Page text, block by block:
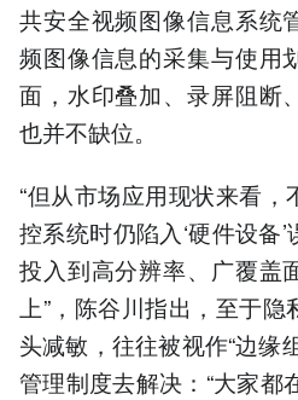
共安全视频图像信息系统
频图像信息的采集与使用
面，水印叠加、录屏阻断
也并不缺位。
“但从市场应用现状来看
控系统时仍陷入‘硬件设备
投入到高分辨率、广覆盖
上”，陈谷川指出，至于
头减敏，往往被视作“边缘
管理制度去解决：“大家都